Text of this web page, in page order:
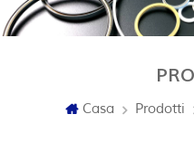
Casa Prodotti